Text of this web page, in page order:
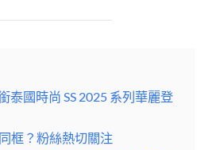
泰國時尚 SS 2025 系列華麗登
框？粉絲熱切關注